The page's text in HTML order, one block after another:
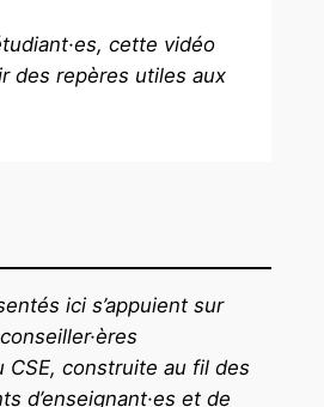
cette vidéo
des repères utiles aux
ici s’appuient sur
CSE, construite au fil des
d’enseignant·es et de